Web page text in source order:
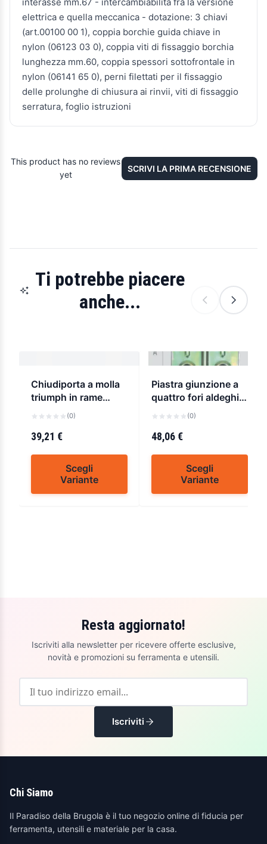
interasse mm.67 - intercambiabilità fra la versione
elettrica e quella meccanica - dotazione: 3 chiavi
(art.00100 00 1), coppia borchie guida chiave in
nylon (06123 03 0), coppia viti di fissaggio borchia
lunghezza mm.60, coppia spessori sottofrontale in
nylon (06141 65 0), perni filettati per il fissaggio
delle prolunghe di chiusura ai rinvii, viti di fissaggio
serratura, foglio istruzioni
This product has no reviews
yet
SCRIVI LA PRIMA RECENSIONE
Ti potrebbe piacere
anche...
Chiudiporta a molla
triumph in rame
(0)
39,21 €
Scegli
Variante
Piastra giunzione a
quattro fori aldeghi
(0)
48,06 €
Scegli
Variante
Resta aggiornato!
Iscriviti alla newsletter per ricevere offerte esclusive,
novità e promozioni su ferramenta e utensili.
Iscriviti
Chi Siamo
Il Paradiso della Brugola è il tuo negozio online di fiducia per
ferramenta, utensili e materiale per la casa.